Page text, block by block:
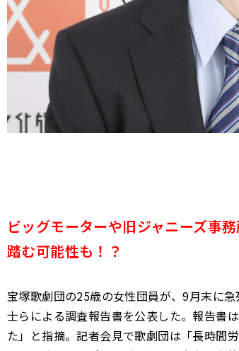
ビッグモーターや旧ジャニーズ事
踏む可能性も！？
宝塚歌劇団の25歳の女性団員が、9月末に
士らによる調査報告書を公表した。報告書
た」と指摘。記者会見で歌劇団は「長時間